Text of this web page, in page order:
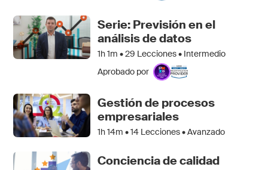
Serie: Previsión en el
análisis de datos
1h 1m •29 Lecciones • Intermedio
Aprobado por
Gestión de procesos
empresariales
1h 14m •14 Lecciones • Avanzado
Conciencia de calidad